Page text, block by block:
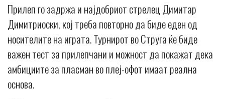
Прилеп го задржа и најдобриот стрелец Димитар
Димитриоски, кој треба повторно да биде еден од
носителите на играта. Турнирот во Струга ќе биде
важен тест за прилепчани и можност да покажат дека
амбициите за пласман во плеј-офот имаат реална
основа.